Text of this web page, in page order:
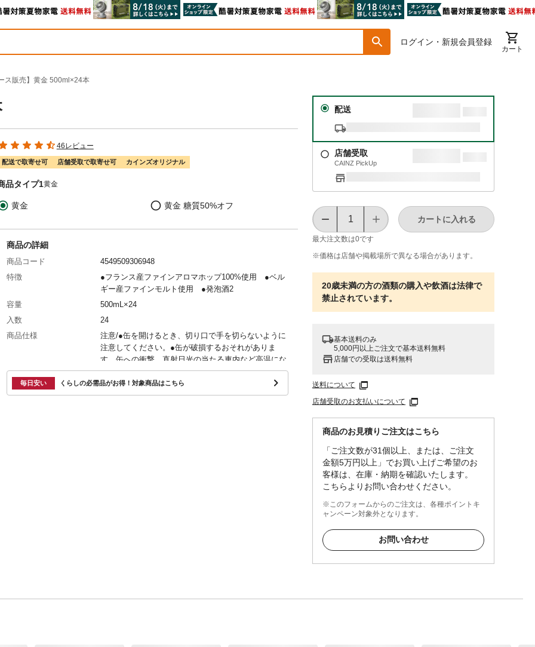
ログイン・新規会員登録
カート
ス販売】黄金 500ml×24本
46レビュー
配送で取寄せ可 店舗受取で取寄せ可 カインズオリジナル
品タイプ1黄金
黄金 黄金 糖質50%オフ
配送
店舗受取
CAINZ PickUp
最大注文数は0です
カートに入れる
※価格は​店舗や​掲載場所で​異なる​場合が​あります。
20歳未満の方の酒類の購入や飲酒は法律で
禁止されています。
基本送料のみ
5,000円以上ご注文で基本送料無料
店舗での受取は送料無料
送料について
店舗受取のお支払いについて
商品のお見積りご注文はこちら
「ご注文数が31個以上、または、ご注文
金額5万円以上」でお買い上げご希望のお
客様は、在庫・納期を確認いたします。
こちらよりお問い合わせください。
※このフォームからのご注文は、各種ポイントキ
ャンペーン対象外となります。
お問い合わせ
商品の詳細
商品コード
4549509306948
特徴
●フランス産ファインアロマホップ100%使用 ●ベル
ギー産ファインモルト使用 ●発泡酒2
容量
500mL×24
入数
24
商品仕様
注意/●缶を開けるとき、切り口で手を切らないように
注意してください。●缶が破損するおそれがありま
す。缶への衝撃、直射日光の当たる車内など高温にな
る場所での保存、冷凍庫保存は避けてください。●開
封の前に缶を振らないでください。中身が吹き出すお
それがあります。
毎日安い くらしの必需品がお得！対象商品はこちら